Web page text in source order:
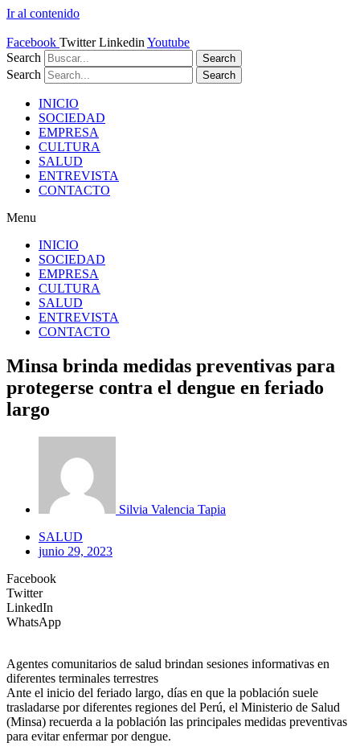
Ir al contenido
Facebook Twitter Linkedin Youtube
Search
Search
Search Search
INICIO
SOCIEDAD
EMPRESA
CULTURA
SALUD
ENTREVISTA
CONTACTO
Menu
INICIO
SOCIEDAD
EMPRESA
CULTURA
SALUD
ENTREVISTA
CONTACTO
Minsa brinda medidas preventivas para
protegerse contra el dengue en feriado
largo
Silvia Valencia Tapia
SALUD
junio 29, 2023
Facebook
Twitter
LinkedIn
WhatsApp
Agentes comunitarios de salud brindan sesiones informativas en
diferentes terminales terrestres
Ante el inicio del feriado largo, días en que la población suele
trasladarse por diferentes regiones del Perú, el Ministerio de Salud
(Minsa) recuerda a la población las principales medidas preventivas
para evitar enfermar por dengue.